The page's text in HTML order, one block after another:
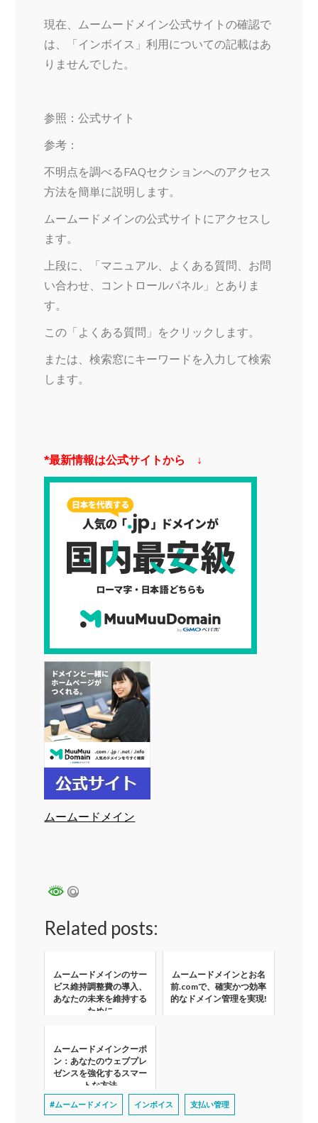
現在、ムームードメイン公式サイトの確認で
は、「インボイス」利用についての記載はあ
りませんでした。
参照：公式サイト
参考：
不明点を調べるFAQセクションへのアクセス
方法を簡単に説明します。
ムームードメインの公式サイトにアクセスし
ます。
上段に、「マニュアル、よくある質問、お問
い合わせ、コントロールパネル」とありま
す。
この「よくある質問」をクリックします。
または、検索窓にキーワードを入力して検索
します。
*最新情報は公式サイトから ↓
ムームードメイン
Related posts:
ムームードメインのサー
ビス維持調整費の導入、
あなたの未来を維持する
ために
ムームードメインとお名
前.comで、確実かつ効率
的なドメイン管理を実現!
ムームードメインクーポ
ン：あなたのウェブプレ
ゼンスを強化するスマー
トな方法
#ムームードメイン インボイス 支払い管理